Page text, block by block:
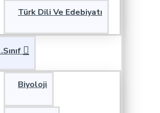
Türk Dili Ve Edebiyatı
Biyoloji